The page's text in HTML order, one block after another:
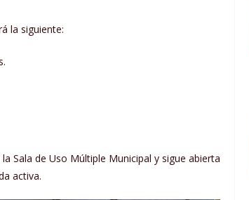
la siguiente:
Sala de Uso Múltiple Municipal y sigue abierta
activa.